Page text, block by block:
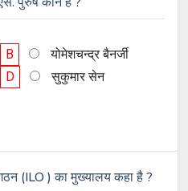
B
योमेशचन्द्र बैनर्जी
D सुकुमार सेन
(ILO ) का मुख्यालय कहा है ?